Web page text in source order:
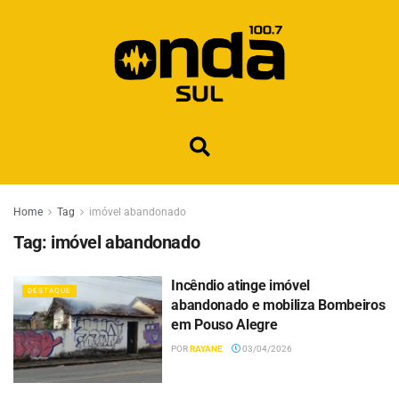
Home Tag imóvel abandonado
Tag: imóvel abandonado
DESTAQUE
Incêndio atinge imóvel
abandonado e mobiliza Bombeiros
em Pouso Alegre
PORRAYANE 03/04/2026